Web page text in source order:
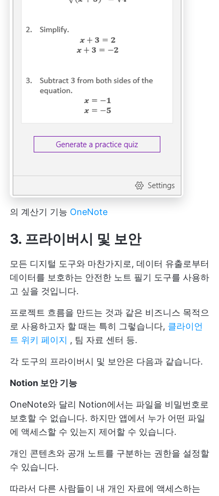
의 계산기 기능 OneNote
3. 프라이버시 및 보안
모든 디지털 도구와 마찬가지로, 데이터 유출로부터
데이터를 보호하는 안전한 노트 필기 도구를 사용하
고 싶을 것입니다.
프로젝트 흐름을 만드는 것과 같은 비즈니스 목적으
로 사용하고자 할 때는 특히 그렇습니다, 클라이언
트 위키 페이지 , 팀 자료 센터 등.
각 도구의 프라이버시 및 보안은 다음과 같습니다.
Notion 보안 기능
OneNote와 달리 Notion에서는 파일을 비밀번호로
보호할 수 없습니다. 하지만 앱에서 누가 어떤 파일
에 액세스할 수 있는지 제어할 수 있습니다.
개인 콘텐츠와 공개 노트를 구분하는 권한을 설정할
수 있습니다.
따라서 다른 사람들이 내 개인 자료에 액세스하는